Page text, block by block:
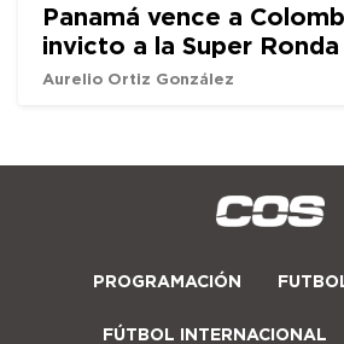
Panamá vence a
invicto a la Super Ronda
Aurelio Ortiz González
PROGRAMACIÓN
FÚTBOL INTERNACIONAL